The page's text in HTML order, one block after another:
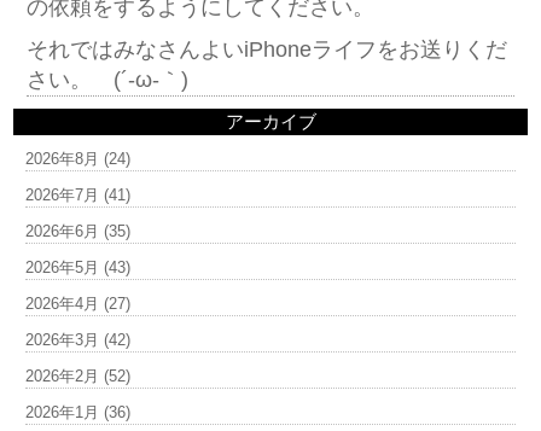
の依頼をするようにしてください。
それではみなさんよいiPhoneライフをお送りくだ
さい。 (´-ω-｀)
アーカイブ
2026年8月 (24)
2026年7月 (41)
2026年6月 (35)
2026年5月 (43)
2026年4月 (27)
2026年3月 (42)
2026年2月 (52)
2026年1月 (36)